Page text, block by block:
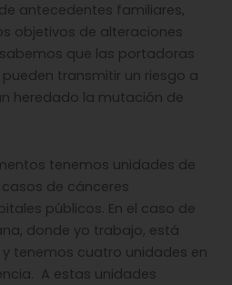
antecedentes familiares,
objetivos de alteraciones
que las portadoras
transmitir un riesgo a
heredado la mutación de
tenemos unidades de
de cánceres
públicos. En el caso de
donde yo trabajo, está
tenemos cuatro unidades en
A estas unidades